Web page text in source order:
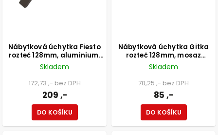
Nábytková úchytka Fiesto
rozteč 128mm, aluminium,
matná hnědá
Skladem
172,73 ,- bez DPH
209 ,-
DO KOŠÍKU
Nábytková úchytka Gitka
rozteč 128mm, mosaz
patina
Skladem
70,25 ,- bez DPH
85 ,-
DO KOŠÍKU